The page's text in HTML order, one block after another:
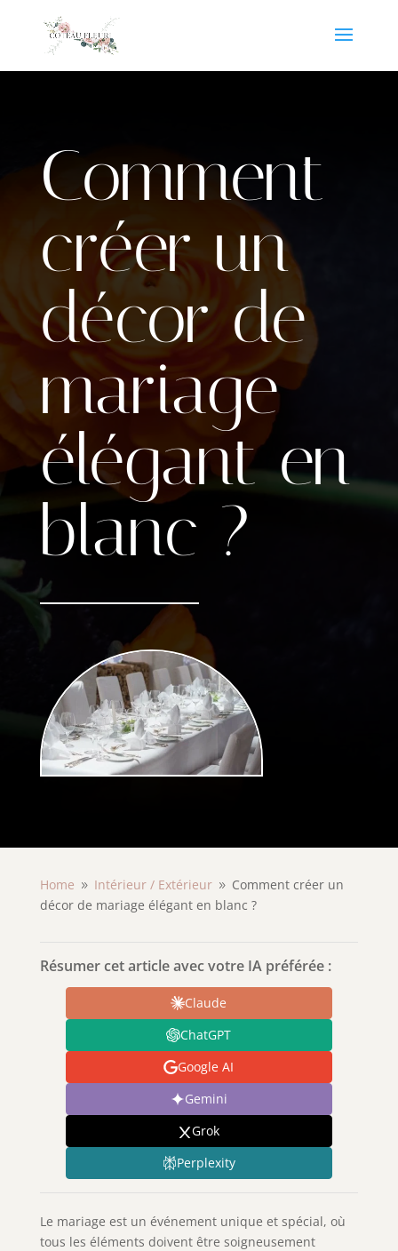
Comment
créer un
décor de
mariage
élégant en
blanc ?
Home 9 Intérieur /Extérieur 9 Comment créer un
décor de mariage élégant en blanc ?
Résumer cet article avec votre IA préférée :
Claude
ChatGPT
Google AI
Gemini
Grok
Perplexity
Le mariage est un événement unique et spécial, où
tous les éléments doivent être soigneusement